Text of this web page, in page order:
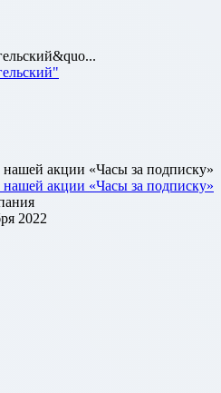
акции «Часы за подписку»
акции «Часы за подписку»
2022